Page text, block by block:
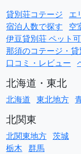
貸別荘コテージ エ
宿泊人数で探す
空
伊豆貸別荘 ペット可
那須のコテージ・
口コミ・レビュー
北海道・東北
北海道 東北地方
北関東
北関東地方 茨城
栃木 群馬